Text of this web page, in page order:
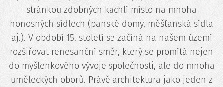
stránkou zdobných kachlí místo na mnoha
honosných sídlech (panské domy, měšťanská sídla
aj.). V období 15. století se začíná na našem území
rozšiřovat renesanční směr, který se promítá nejen
do myšlenkového vývoje společnosti, ale do mnoha
uměleckých oborů. Právě architektura jako jeden z